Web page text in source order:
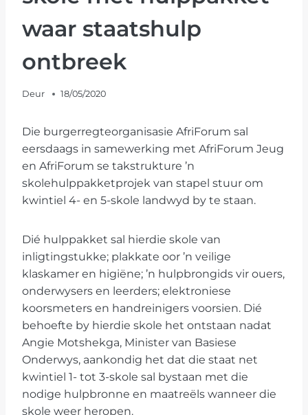
waar staatshulp
ontbreek
Deur 18/05/2020
Die burgerregteorganisasie AfriForum sal
eersdaags in samewerking met AfriForum Jeug
en AfriForum se takstrukture ’n
skolehulppakketprojek van stapel stuur om
kwintiel 4- en 5-skole landwyd by te staan.
Dié hulppakket sal hierdie skole van
inligtingstukke; plakkate oor ’n veilige
klaskamer en higiëne; ’n hulpbrongids vir ouers,
onderwysers en leerders; elektroniese
koorsmeters en handreinigers voorsien. Dié
behoefte by hierdie skole het ontstaan nadat
Angie Motshekga, Minister van Basiese
Onderwys, aankondig het dat die staat net
kwintiel 1- tot 3-skole sal bystaan met die
nodige hulpbronne en maatreëls wanneer die
skole weer heropen.